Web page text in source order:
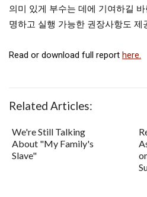
의미 있게 부수는 데에 기여하길
명하고 실행 가능한 권장사항도 제
Read or download full report here.
Related Articles:
We're Still Talking
About "My Family's
Slave"